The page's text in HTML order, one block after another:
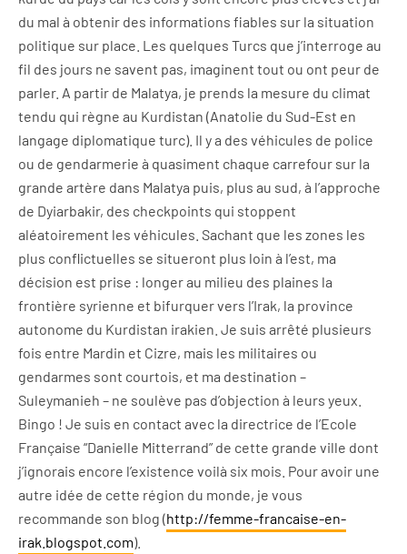
du mal à obtenir des informations fiables sur la situation
politique sur place. Les quelques Turcs que j’interroge au
fil des jours ne savent pas, imaginent tout ou ont peur de
parler. A partir de Malatya, je prends la mesure du climat
tendu qui règne au Kurdistan (Anatolie du Sud-Est en
langage diplomatique turc). Il y a des véhicules de police
ou de gendarmerie à quasiment chaque carrefour sur la
grande artère dans Malatya puis, plus au sud, à l’approche
de Dyiarbakir, des checkpoints qui stoppent
aléatoirement les véhicules. Sachant que les zones les
plus conflictuelles se situeront plus loin à l’est, ma
décision est prise : longer au milieu des plaines la
frontière syrienne et bifurquer vers l’Irak, la province
autonome du Kurdistan irakien. Je suis arrêté plusieurs
fois entre Mardin et Cizre, mais les militaires ou
gendarmes sont courtois, et ma destination –
Suleymanieh – ne soulève pas d’objection à leurs yeux.
Bingo ! Je suis en contact avec la directrice de l’Ecole
Française “Danielle Mitterrand” de cette grande ville dont
j’ignorais encore l’existence voilà six mois. Pour avoir une
autre idée de cette région du monde, je vous
recommande son blog (http://femme-francaise-en-
irak.blogspot.com).